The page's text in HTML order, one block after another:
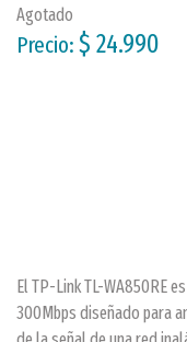
Agotado
Precio: $ 24.990
El TP-Link TL-WA850RE
300Mbps diseñado para